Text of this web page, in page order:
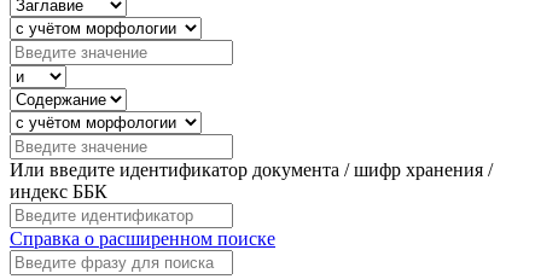
Или введите идентификатор документа / шифр хранения /
индекс ББК
Справка о расширенном поиске